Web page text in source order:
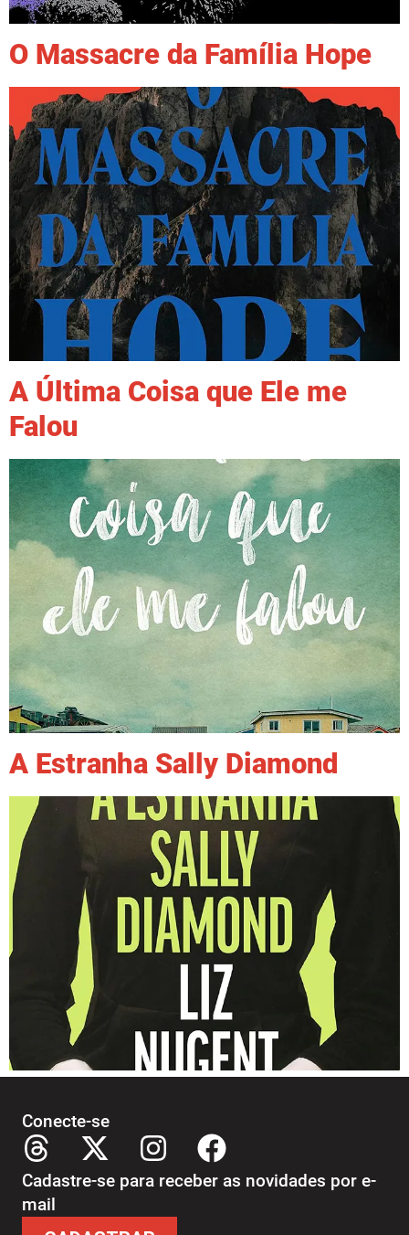
O Massacre da Família Hope
A Última Coisa que Ele me
Falou
A Estranha Sally Diamond
Conecte-se
Cadastre-se para receber as novidades por e-
mail